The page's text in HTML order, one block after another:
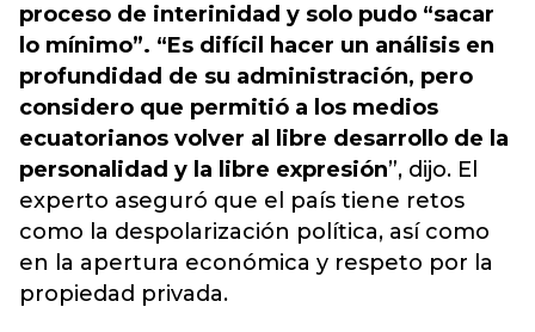
proceso de interinidad y solo pudo “sacar
lo mínimo”. “Es difícil hacer un análisis en
profundidad de su administración, pero
considero que permitió a los medios
ecuatorianos volver al libre desarrollo de la
personalidad y la libre expresión”, dijo. El
experto aseguró que el país tiene retos
como la despolarización política, así como
en la apertura económica y respeto por la
propiedad privada.